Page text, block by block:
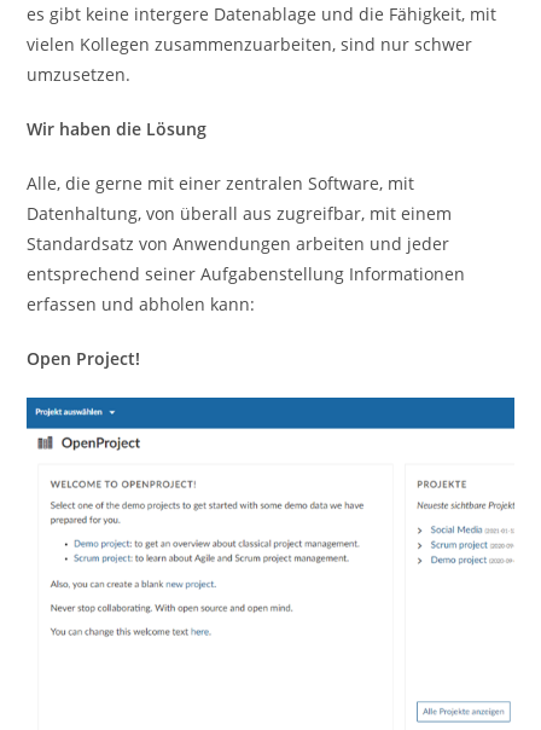
es gibt keine intergere Datenablage und die Fähigkeit, mit
vielen Kollegen zusammenzuarbeiten, sind nur schwer
umzusetzen.
Wir haben die Lösung
Alle, die gerne mit einer zentralen Software, mit
Datenhaltung, von überall aus zugreifbar, mit einem
Standardsatz von Anwendungen arbeiten und jeder
entsprechend seiner Aufgabenstellung Informationen
erfassen und abholen kann:
Open Project!